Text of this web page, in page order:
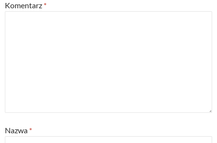
Komentarz *
Nazwa *